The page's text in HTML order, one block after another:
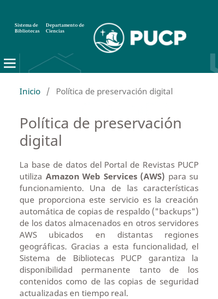
Sistema de
Bibliotecas
Departamento de
Ciencias
Inicio / Política de preservación digital
Política de preservación
digital
La base de datos del Portal de Revistas PUCP
utiliza Amazon Web Services (AWS) para su
funcionamiento. Una de las características
que proporciona este servicio es la creación
automática de copias de respaldo ("backups")
de los datos almacenados en otros servidores
AWS ubicados en distantas regiones
geográficas. Gracias a esta funcionalidad, el
Sistema de Bibliotecas PUCP garantiza la
disponibilidad permanente tanto de los
contenidos como de las copias de seguridad
actualizadas en tiempo real.